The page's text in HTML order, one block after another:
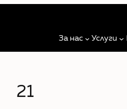
За нас Услуги
21